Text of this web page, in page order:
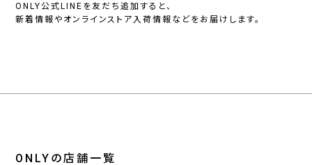
ONLY公式LINEを友だち追加すると、
新着情報やオンラインストア入荷情報などをお届けします。
ONLYの店舗一覧